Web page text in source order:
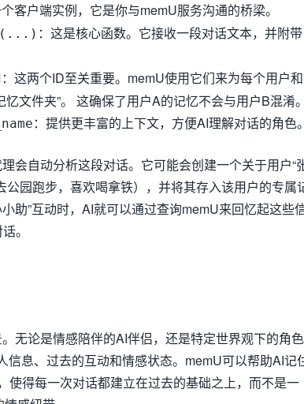
客户端实例，它是你与memU服务沟通的桥梁。
：这是核心函数。它接收一段对话文本，并附带
：这两个ID至关重要。memU使用它们来为每个用户和
忆文件夹”。 这确保了用户A的记忆不会与用户B混淆
：提供更丰富的上下文，方便AI理解对话的角色
会自动分析这段对话。它可能会创建一个关于用户“
公园跑步，喜欢喝拿铁），并将其存入该用户的专属
助”互动时，AI就可以通过查询memU来回忆起这些
。
无论是情感陪伴的AI伴侣，还是特定世界观下的角色
信息、过去的互动和情感状态。memU可以帮助AI记
使得每一次对话都建立在过去的基础之上，而不是一